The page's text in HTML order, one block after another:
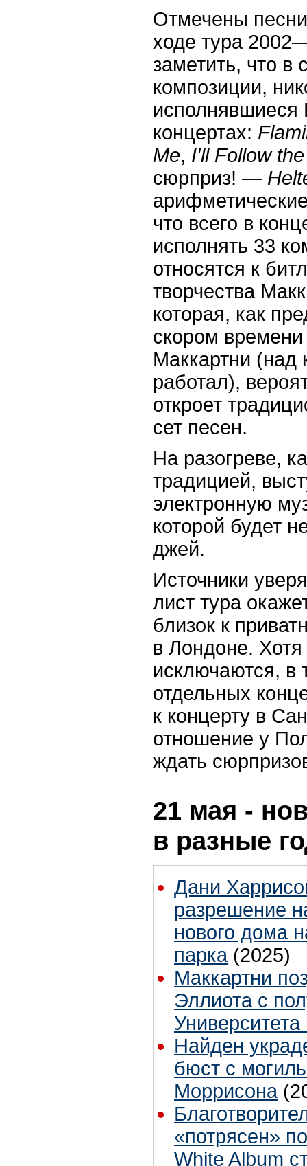
Отмечены
ходе тура 2002
заметить, что в
композиции,
исполнявшиеся
концертах:
Me, I'll Follow
сюрприз! —
что всего в
исполнять 33
относятся к
творчества
которая, как
скором
Маккартни (над
работал),
откроет
сет песен.
На разогреве,
традицией,
электронную
которой будет
джей.
Источники
лист тура
близок к
в Лондоне.
исключаются, в
отдельных
к концерту в
отношение у
ждать
21 мая -
в разные
Дани
разрешение
нового дома
парка (2025)
Маккартни
Эллиота с
Найден
бюст с
Моррисона
«потрясен»
White Album